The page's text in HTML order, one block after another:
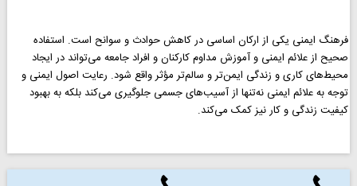
فرهنگ ایمنی یکی از ارکان اساسی در کاهش حوادث و سوانح است. استفاده
صحیح از علائم ایمنی و آموزش مداوم کارکنان و افراد جامعه می‌تواند در ایجاد
محیط‌های کاری و زندگی ایمن‌تر و سالم‌تر مؤثر واقع شود. رعایت اصول ایمنی و
توجه به علائم ایمنی نه‌تنها از آسیب‌های جسمی جلوگیری می‌کند بلکه به بهبود
کیفیت زندگی و کار نیز کمک می‌کند.